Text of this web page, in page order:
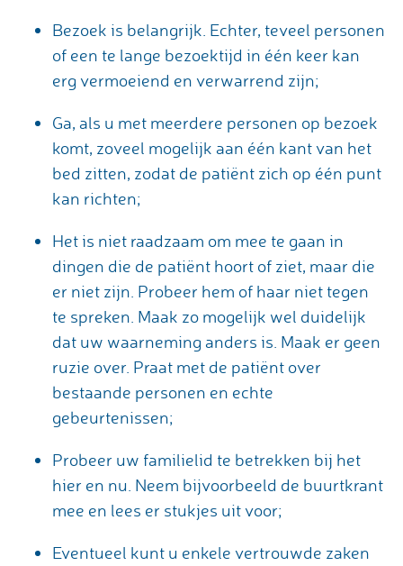
Bezoek is belangrijk. Echter, teveel personen
of een te lange bezoektijd in één keer kan
erg vermoeiend en verwarrend zijn;
Ga, als u met meerdere personen op bezoek
komt, zoveel mogelijk aan één kant van het
bed zitten, zodat de patiënt zich op één punt
kan richten;
Het is niet raadzaam om mee te gaan in
dingen die de patiënt hoort of ziet, maar die
er niet zijn. Probeer hem of haar niet tegen
te spreken. Maak zo mogelijk wel duidelijk
dat uw waarneming anders is. Maak er geen
ruzie over. Praat met de patiënt over
bestaande personen en echte
gebeurtenissen;
Probeer uw familielid te betrekken bij het
hier en nu. Neem bijvoorbeeld de buurtkrant
mee en lees er stukjes uit voor;
Eventueel kunt u enkele vertrouwde zaken